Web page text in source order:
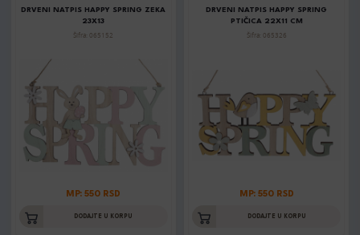
DRVENI NATPIS HAPPY SPRING ZEKA
23X13
Šifra: 065152
MP: 550 RSD
DODAJTE U KORPU
DRVENI NATPIS HAPPY SPRING
PTIČICA 22X11 CM
Šifra: 065326
MP: 550 RSD
DODAJTE U KORPU